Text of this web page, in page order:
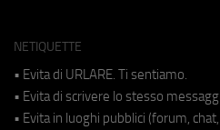
NETIQUETTE
• Evita di URLARE. Ti sentiamo.
• Evita di scrivere lo stesso
• Evita in luoghi pubblici (forum,